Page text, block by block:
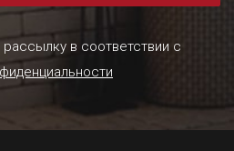
в соответствии с